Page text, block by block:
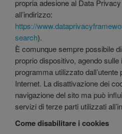
propria adesione al Data
all’indirizzo:
https://
search).
È comunque sempre possibile
proprio dispositivo, agendo
programma utilizzato
Internet. La disattivazione dei
navigazione del sito ma può
servizi di terze parti utilizzati
Come disabilitare i cookies